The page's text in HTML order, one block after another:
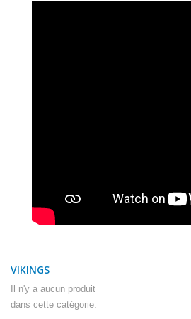
VIKINGS
Il n'y a aucun produit
dans cette catégorie.